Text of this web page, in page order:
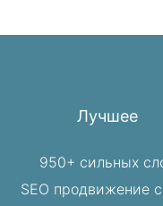
Лучшее
950+ сильных
SEO продвижение